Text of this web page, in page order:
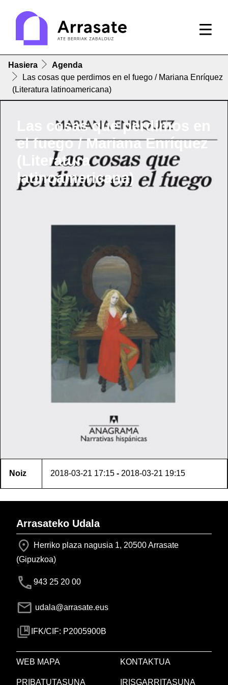
Hasiera
Agenda
Las cosas que perdimos en el fuego / Mariana Enríquez
(Literatura latinoamericana)
Las cosas que perdimos en
el fuego / Mariana Enríquez
(Literatura
latinoamericana)
Noiz 2018-03-21 17:15 - 2018-03-21 19:15
Arrasateko Udala
Herriko plaza nagusia 1, 20500 Arrasate
(Gipuzkoa)
943 25 20 00
udala@arrasate.eus
IFK/CIF: P2005900B
WEB MAPA KONTAKTUA
PRIBATUTASUNA IRISGARRITASUNA